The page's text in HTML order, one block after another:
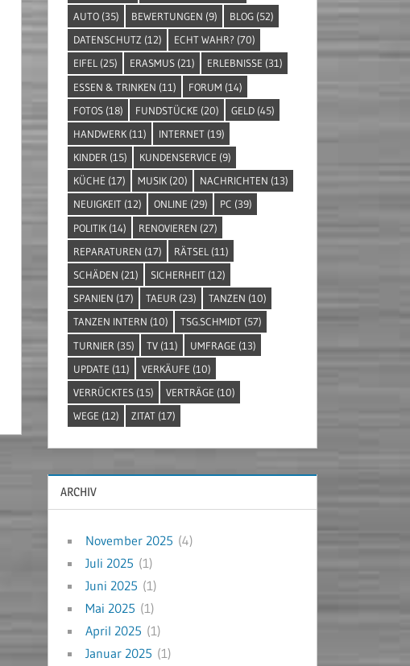
AUTO(35) BEWERTUNGEN (9) BLOG(52)
DATENSCHUTZ (12) ECHT WAHR? (70)
EIFEL(25) ERASMUS(21) ERLEBNISSE (31)
ESSEN & TRINKEN (11) FORUM (14)
FOTOS(18) FUNDSTÜCKE (20) GELD(45)
HANDWERK(11) INTERNET(19)
KINDER (15) KUNDENSERVICE (9)
KÜCHE (17) MUSIK(20) NACHRICHTEN (13)
NEUIGKEIT(12) ONLINE (29) PC (39)
POLITIK(14) RENOVIEREN (27)
REPARATUREN (17) RÄTSEL (11)
SCHÄDEN (21) SICHERHEIT(12)
SPANIEN (17) TAEUR(23) TANZEN (10)
TANZEN INTERN (10) TSG.SCHMIDT(57)
TURNIER (35) TV(11) UMFRAGE (13)
UPDATE (11) VERKÄUFE (10)
VERRÜCKTES(15) VERTRÄGE (10)
WEGE (12) ZITAT(17)
ARCHIV
November 2025 (4)
Juli 2025 (1)
Juni 2025 (1)
Mai 2025 (1)
April 2025 (1)
Januar 2025 (1)